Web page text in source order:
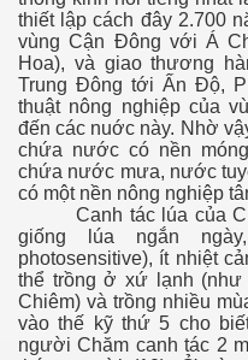
thiết lập cách đây 2.700
vùng Cận Đông với Á
Hoa), và giao thương
Trung Đông tới Ấn Độ,
thuật nông nghiệp của
đến các nuớc này. Nhờ
chứa nước có nền
chứa nước mưa, nước
có một nền nông nghiệp
Canh tác lúa của
giống lúa ngắn
photosensitive), ít nhiệt
thể trồng ở xứ lạnh (như
Chiêm) và trồng nhiều
vào thế kỹ thứ 5 cho
người Chăm canh tác 2
già